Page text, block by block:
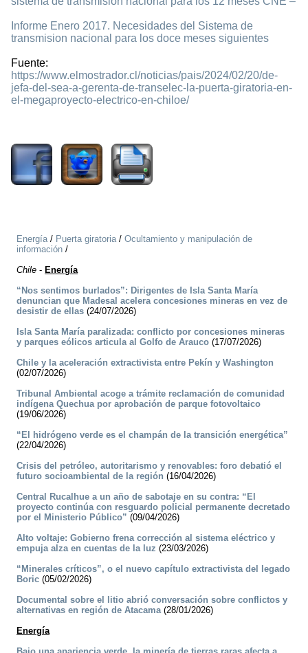
Informe Enero 2017. Necesidades del Sistema de
transmision nacional para los doce meses siguientes
Fuente:
https://www.elmostrador.cl/noticias/pais/2024/02/20/de-
jefa-del-sea-a-gerenta-de-transelec-la-puerta-giratoria-en-
el-megaproyecto-electrico-en-chiloe/
Energía/ Puerta giratoria/ Ocultamiento y manipulación de
información /
Chile - Energía
“Nos sentimos burlados”: Dirigentes de Isla Santa María
denuncian que Madesal acelera concesiones mineras en vez de
desistir de ellas (24/07/2026)
Isla Santa María paralizada: conflicto por concesiones mineras
y parques eólicos articula al Golfo de Arauco (17/07/2026)
Chile y la aceleración extractivista entre Pekín y Washington
(02/07/2026)
Tribunal Ambiental acoge a trámite reclamación de comunidad
indígena Quechua por aprobación de parque fotovoltaico
(19/06/2026)
“El hidrógeno verde es el champán de la transición energética”
(22/04/2026)
Crisis del petróleo, autoritarismo y renovables: foro debatió el
futuro socioambiental de la región (16/04/2026)
Central Rucalhue a un año de sabotaje en su contra: “El
proyecto continúa con resguardo policial permanente decretado
por el Ministerio Público” (09/04/2026)
Alto voltaje: Gobierno frena corrección al sistema eléctrico y
empuja alza en cuentas de la luz (23/03/2026)
“Minerales críticos”, o el nuevo capítulo extractivista del legado
Boric (05/02/2026)
Documental sobre el litio abrió conversación sobre conflictos y
alternativas en región de Atacama(28/01/2026)
Energía